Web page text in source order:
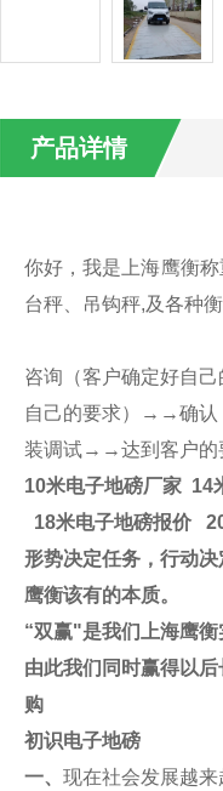
产品详情
你好，我是上海鹰衡
台秤、吊钩秤,及各种
咨询（客户确定好自
自己的要求）→→确认
装调试→→达到客户的
10米电子地磅厂家 14
18米电子地磅报价
形势决定任务，行动
鹰衡该有的本质。
“双赢"是我们上海鹰
由此我们同时赢得以
购
初识电子地磅
一、 现在社会发展越